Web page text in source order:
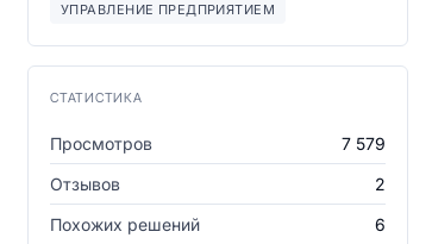
УПРАВЛЕНИЕ ПРЕДПРИЯТИЕМ
СТАТИСТИКА
Просмотров
7 579
Отзывов
2
Похожих решений
6